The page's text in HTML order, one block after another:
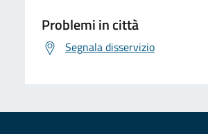
Problemi in città
Segnala disservizio